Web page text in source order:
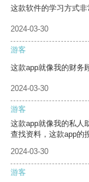
这款软件的学习方式非
2024-03-30
游客
这款app就像我的财务
2024-03-30
游客
这款app就像我的私人
查找资料，这款app的
2024-03-30
游客